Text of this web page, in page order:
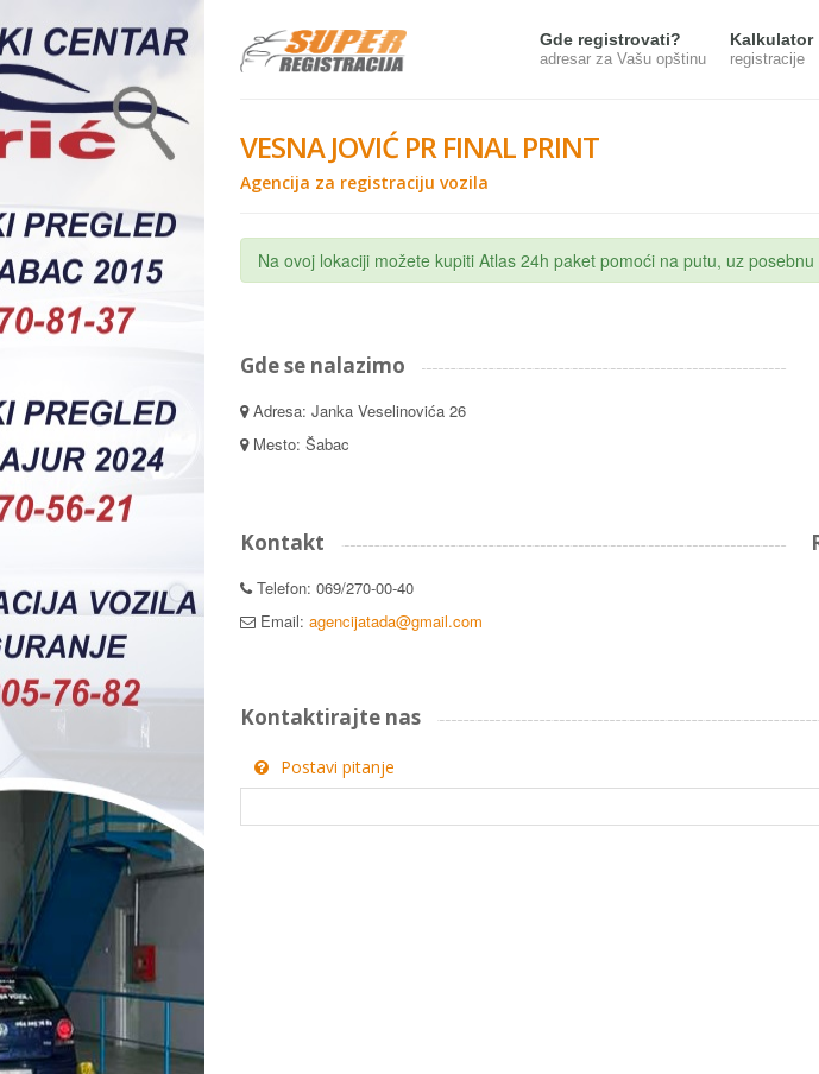
Gde registrovati?
adresar za Vašu opštinu
Kalkulator
registracije
VESNA JOVIĆ PR FINAL PRINT
Agencija za registraciju vozila
Na ovoj lokaciji možete kupiti Atlas 24h paket pomoći na putu, uz
Gde se nalazimo
Adresa: Janka Veselinovića 26
Mesto: Šabac
Kontakt
Telefon: 069/270-00-40
Email: agencijatada@gmail.com
Kontaktirajte nas
Postavi pitanje